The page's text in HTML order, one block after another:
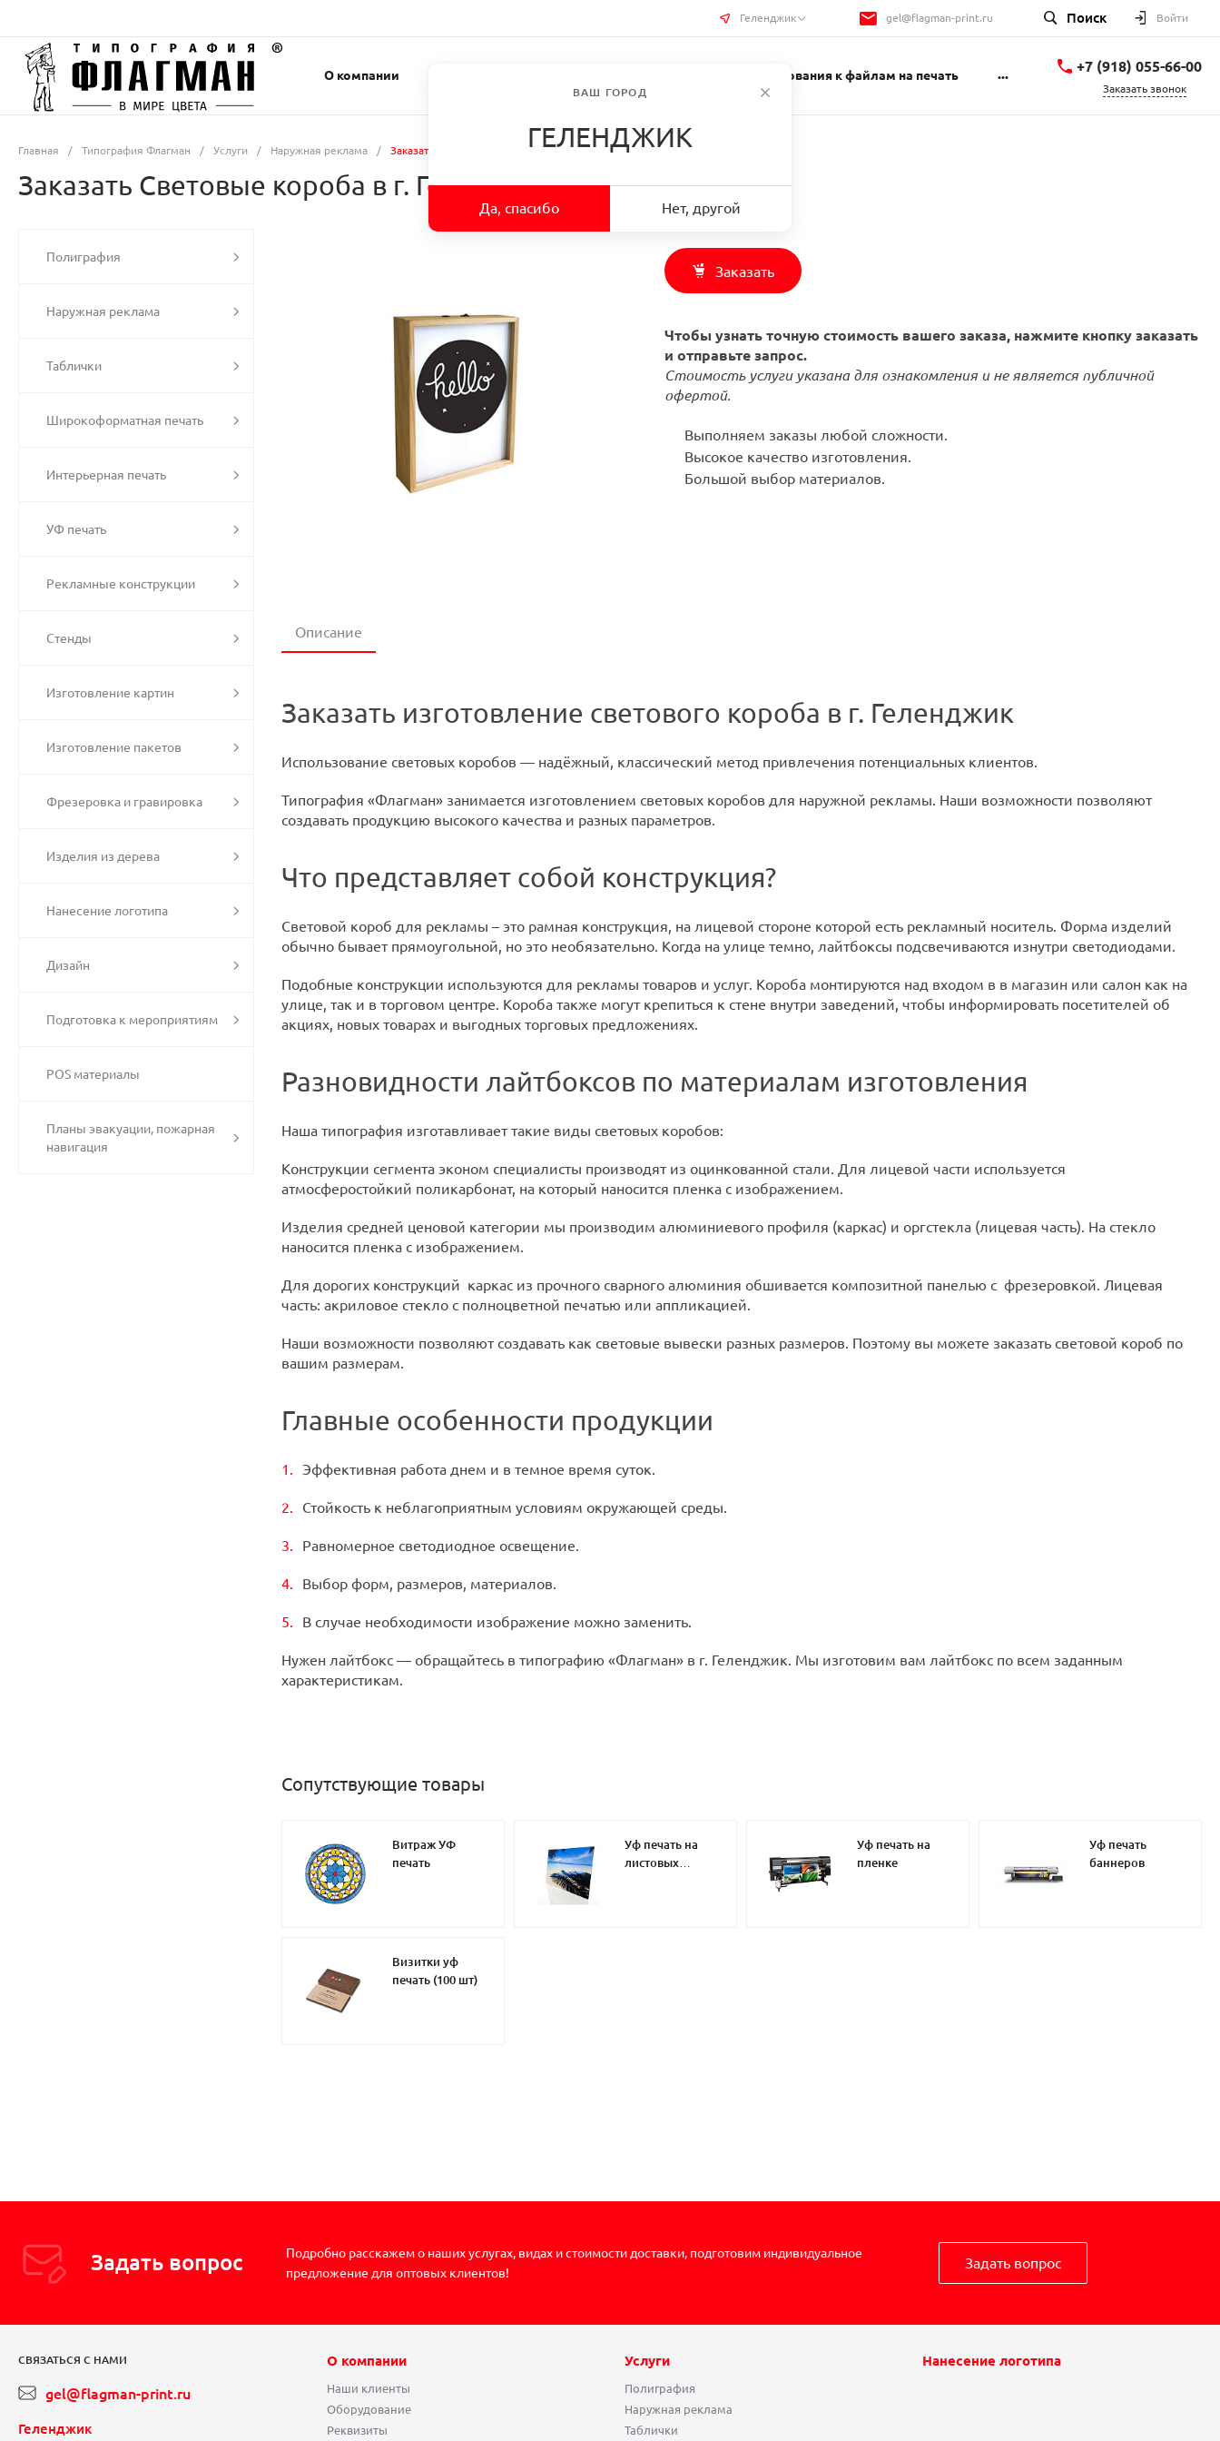
Геленджик gel@flagman-print.ru Поиск Войти
О компании Требования к файлам на печать ... +7 (918) 055-66-00
Заказать звонок
Главная / Типография Флагман / Услуги / Наружная реклама / Заказать Световые короба в г. Геленджик
Заказать Световые короба в г. Геленджик
Полиграфия
Наружная реклама
Таблички
Широкоформатная печать
Интерьерная печать
УФ печать
Рекламные конструкции
Стенды
Изготовление картин
Изготовление пакетов
Фрезеровка и гравировка
Изделия из дерева
Нанесение логотипа
Дизайн
Подготовка к мероприятиям
POS материалы
Планы эвакуации, пожарная
навигация
Заказать
Чтобы узнать точную стоимость вашего заказа, нажмите кнопку заказать
и отправьте запрос.
Стоимость услуги указана для ознакомления и не является публичной
офертой.
Выполняем заказы любой сложности.
Высокое качество изготовления.
Большой выбор материалов.
Описание
Заказать изготовление светового короба в г. Геленджик
Использование световых коробов — надёжный, классический метод привлечения потенциальных клиентов.
Типография «Флагман» занимается изготовлением световых коробов для наружной рекламы. Наши возможности позволяют
создавать продукцию высокого качества и разных параметров.
Что представляет собой конструкция?
Световой короб для рекламы – это рамная конструкция, на лицевой стороне которой есть рекламный носитель. Форма изделий
обычно бывает прямоугольной, но это необязательно. Когда на улице темно, лайтбоксы подсвечиваются изнутри светодиодами.
Подобные конструкции используются для рекламы товаров и услуг. Короба монтируются над входом в в магазин или салон как на
улице, так и в торговом центре. Короба также могут крепиться к стене внутри заведений, чтобы информировать посетителей об
акциях, новых товарах и выгодных торговых предложениях.
Разновидности лайтбоксов по материалам изготовления
Наша типография изготавливает такие виды световых коробов:
Конструкции сегмента эконом специалисты производят из оцинкованной стали. Для лицевой части используется
атмосферостойкий поликарбонат, на который наносится пленка с изображением.
Изделия средней ценовой категории мы производим алюминиевого профиля (каркас) и оргстекла (лицевая часть). На стекло
наносится пленка с изображением.
Для дорогих конструкций каркас из прочного сварного алюминия обшивается композитной панелью с фрезеровкой. Лицевая
часть: акриловое стекло с полноцветной печатью или аппликацией.
Наши возможности позволяют создавать как световые вывески разных размеров. Поэтому вы можете заказать световой короб по
вашим размерам.
Главные особенности продукции
Эффективная работа днем и в темное время суток.
Стойкость к неблагоприятным условиям окружающей среды.
Равномерное светодиодное освещение.
Выбор форм, размеров, материалов.
В случае необходимости изображение можно заменить.
Нужен лайтбокс — обращайтесь в типографию «Флагман» в г. Геленджик. Мы изготовим вам лайтбокс по всем заданным
характеристикам.
Сопутствующие товары
Витраж УФ
печать
Уф печать на
листовых
Уф печать на
пленке
Уф печать
баннеров
Визитки уф
печать (100 шт)
Задать вопрос
Подробно расскажем о наших услугах, видах и стоимости доставки, подготовим индивидуальное
предложение для оптовых клиентов!
Задать вопрос
СВЯЗАТЬСЯ С НАМИ
gel@flagman-print.ru
Геленджик
О компании
Наши клиенты
Оборудование
Реквизиты
Услуги
Полиграфия
Наружная реклама
Таблички
Нанесение логотипа
ВАШ ГОРОД
ГЕЛЕНДЖИК
Да, спасибо Нет, другой